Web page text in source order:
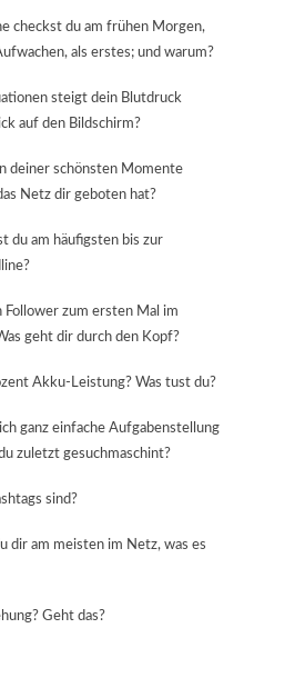
checkst du am frühen Morgen,
als erstes; und warum?
steigt dein Blutdruck
auf den Bildschirm?
deiner schönsten Momente
Netz dir geboten hat?
du am häufigsten bis zur
zum ersten Mal im
geht dir durch den Kopf?
Akku-Leistung? Was tust du?
ganz einfache Aufgabenstellung
zuletzt gesuchmaschint?
sind?
dir am meisten im Netz, was es
Geht das?